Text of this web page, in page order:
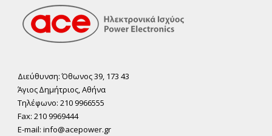
Διεύθυνση: Όθωνος 39, 173 43
Άγιος ∆ηµήτριος, Αθήνα
Τηλέφωνο: 210 9966555
Fax: 210 9969444
E-mail: info@acepower.gr